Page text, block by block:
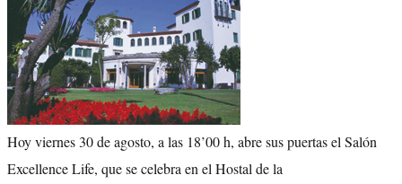
Hoy viernes 30 de agosto, a las 18’00 h, abre sus puertas el Salón
Excellence Life, que se celebra en el Hostal de la